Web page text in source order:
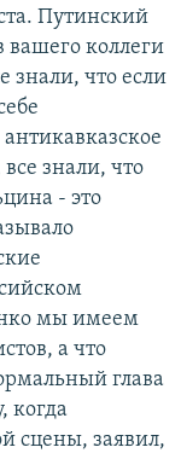
Путинский
вашего коллеги
знали, что если
знали, что
- это
мы имеем
а что
глава
когда
сцены, заявил,